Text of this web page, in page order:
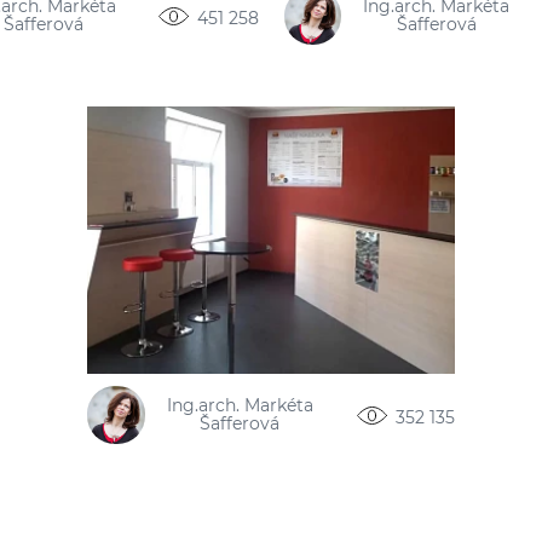
Markéta
Šafferová
451 258
Ing.arch. Markéta
Šafferová
Ing.arch. Markéta
Šafferová
352 135